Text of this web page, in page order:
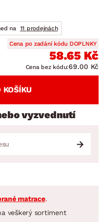
na
11 prodejnách
Cena po zadání kódu DOPLNKY
58.65 Kč
Cena bez kódu:69.00 Kč
KOŠÍKU
vyzvednutí
matrace.
veškerý sortiment